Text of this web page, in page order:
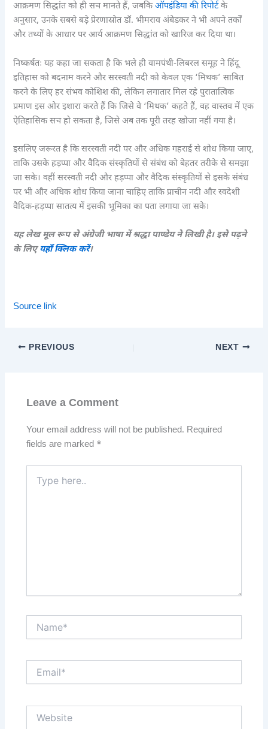
आक्रमण सिद्धांत को ही सच मानते हैं, जबकिऑपइंडिया की रिपोर्टके
अनुसार, उनके सबसे बड़े प्रेरणास्रोत डॉ. भीमराव अंबेडकर ने भी अपने तर्कों
और तथ्यों के आधार पर आर्य आक्रमण सिद्धांत को खारिज कर दिया था।
निष्कर्षतः यह कहा जा सकता है कि भले ही वामपंथी-लिबरल समूह ने हिंदू
इतिहास को बदनाम करने और सरस्वती नदी को केवल एक ‘मिथक’ साबित
करने के लिए हर संभव कोशिश की, लेकिन लगातार मिल रहे पुरातात्विक
प्रमाण इस ओर इशारा करते हैं कि जिसे वे ‘मिथक’ कहते हैं, वह वास्तव में एक
ऐतिहासिक सच हो सकता है, जिसे अब तक पूरी तरह खोजा नहीं गया है।
इसलिए जरूरत है कि सरस्वती नदी पर और अधिक गहराई से शोध किया जाए,
ताकि उसके हड़प्पा और वैदिक संस्कृतियों से संबंध को बेहतर तरीके से समझा
जा सके। वहीं सरस्वती नदी और हड़प्पा और वैदिक संस्कृतियों से इसके संबंध
पर भी और अधिक शोध किया जाना चाहिए ताकि प्राचीन नदी और स्वदेशी
वैदिक-हड़प्पा सातत्य में इसकी भूमिका का पता लगाया जा सके।
यह लेख मूल रूप से अंग्रेजी भाषा में श्रद्धा पाण्डेय ने लिखी है। इसे पढ़ने
के लिएयहाँ क्लिक करें।
Source link
PREVIOUS NEXT
Leave a Comment
Your email address will not be published. Required
fields are marked *
here..